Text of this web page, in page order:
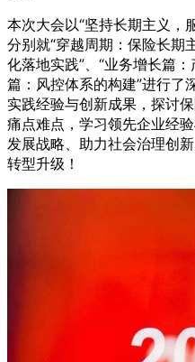
本次大会以“坚持长期主义，
分别就“穿越周期：保险长期
化落地实践”、“业务增长篇
篇：风控体系的构建”进行了
实践经验与创新成果，探讨
痛点难点，学习领先企业经
发展战略、助力社会治理创
转型升级！